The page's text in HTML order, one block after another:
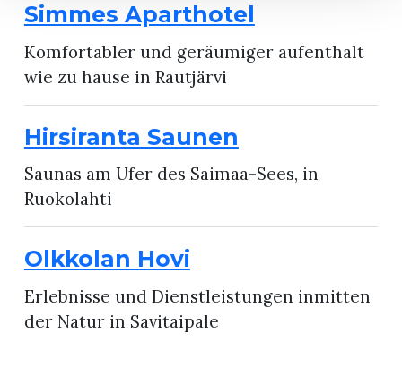
Simmes Aparthotel
Komfortabler und geräumiger aufenthalt
wie zu hause in Rautjärvi
Hirsiranta Saunen
Saunas am Ufer des Saimaa-Sees, in
Ruokolahti
Olkkolan Hovi
Erlebnisse und Dienstleistungen inmitten
der Natur in Savitaipale